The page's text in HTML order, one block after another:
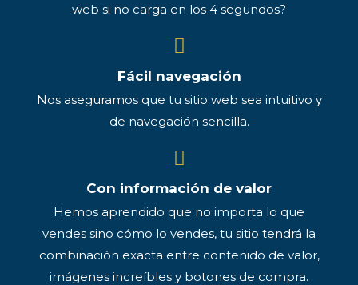
web si no carga en los 4 segundos?
Fácil navegación
Nos aseguramos que tu sitio web sea intuitivo y
de navegación sencilla.
Con información de valor
Hemos aprendido que no importa lo que
vendes sino cómo lo vendes, tu sitio tendrá la
combinación exacta entre contenido de valor,
imágenes increíbles y botones de compra.